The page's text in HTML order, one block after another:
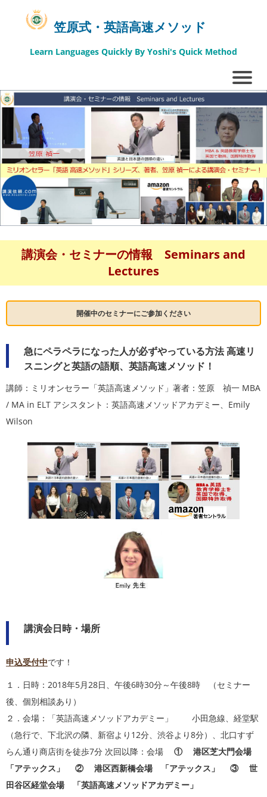
笠原式・英語高速メソッド
Learn Languages Quickly By Yoshi's Quick Method
講演会・セミナーの情報 Seminars and
Lectures
開催中のセミナーにご参加ください
急にペラペラになった人が必ずやっている方法 高速リ
スニングと英語の語順、英語高速メソッド！
講師：ミリオンセラー「英語高速メソッド」著者：笠原 禎一 MBA
/ MA in ELT アシスタント：英語高速メソッドアカデミー、Emily
Wilson
講演会日時・場所
申込受付中です！
１．日時：2018年5月28日、午後6時30分～午後8時 （セミナー
後、個別相談あり）
２．会場：「英語高速メソッドアカデミー」 小田急線、経堂駅
（急行で、下北沢の隣、新宿より12分、渋谷より8分）、北口すず
らん通り商店街を徒歩7分 次回以降：会場
① 港区芝大門会場
「アテックス」 ② 港区西新橋会場 「アテックス」 ③ 世
田谷区経堂会場 「英語高速メソッドアカデミー」